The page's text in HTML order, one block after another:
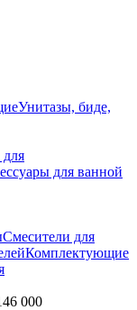
Унитазы, биде,
для ванной
Смесители для
Комплектующие
000